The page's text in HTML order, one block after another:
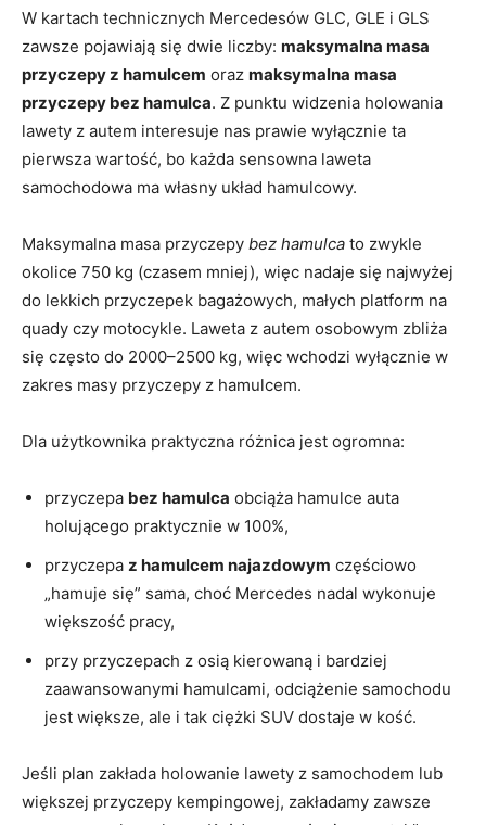
W kartach technicznych Mercedesów GLC, GLE i GLS
zawsze pojawiają się dwie liczby: maksymalna masa
przyczepy z hamulcem oraz maksymalna masa
przyczepy bez hamulca. Z punktu widzenia holowania
lawety z autem interesuje nas prawie wyłącznie ta
pierwsza wartość, bo każda sensowna laweta
samochodowa ma własny układ hamulcowy.
Maksymalna masa przyczepy bez hamulca to zwykle
okolice 750 kg (czasem mniej), więc nadaje się najwyżej
do lekkich przyczepek bagażowych, małych platform na
quady czy motocykle. Laweta z autem osobowym zbliża
się często do 2000–2500 kg, więc wchodzi wyłącznie w
zakres masy przyczepy z hamulcem.
Dla użytkownika praktyczna różnica jest ogromna:
przyczepa bez hamulca obciąża hamulce auta
holującego praktycznie w 100%,
przyczepa z hamulcem najazdowym częściowo
„hamuje się” sama, choć Mercedes nadal wykonuje
większość pracy,
przy przyczepach z osią kierowaną i bardziej
zaawansowanymi hamulcami, odciążenie samochodu
jest większe, ale i tak ciężki SUV dostaje w kość.
Jeśli plan zakłada holowanie lawety z samochodem lub
większej przyczepy kempingowej, zakładamy zawsze